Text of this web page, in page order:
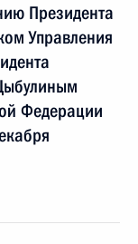
Президента
Управления
Федерации